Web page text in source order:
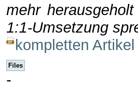
mehr
1:1-Umsetzung
kompletten
Files
-